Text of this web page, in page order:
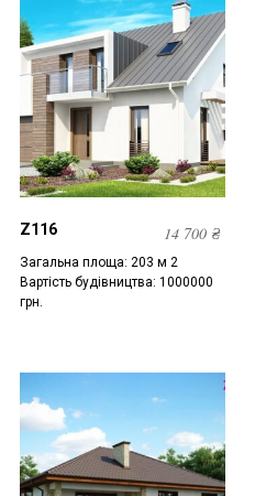
Z116 14 700₴
Загальна площа: 203 м 2
Вартість будівництва: 1000000
грн.